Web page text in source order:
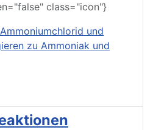
class="icon"}